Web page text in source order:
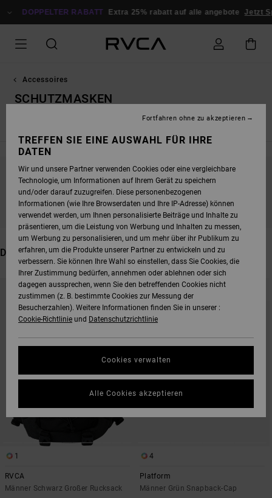
ZUR
RABATT Extra 25% rabatt auf alle angebote Jetzt Sparen
Accessoires
SCHUTZMASKEN
BLEIB DABEI, DIE PRODUKTE SIND BALD
WIEDER DA
DAS KÖNNTE DIR AUCH GEFALLEN
DIREKT
FILTERKRITERIEN
ÜBERSPRINGEN
FILTERN
1
RVCA
Männer Schwarz Großer Rucksack
4
Platform
Männer Grün Snapback-Cap
TREFFEN SIE EINE AUSWAHL FÜR IHRE
DATEN
Wir und unsere Partner verwenden Cookies oder eine vergleichbare
Technologie, um Informationen auf Ihrem Gerät zu speichern
und/oder darauf zuzugreifen. Diese personenbezogenen
Informationen (wie Ihre Browserdaten und Ihre IP-Adresse) können
verwendet werden, um Ihnen personalisierte Beiträge und Inhalte zu
präsentieren, um die Leistung von Werbung und Inhalten zu messen,
um Werbung zu personalisieren, und um mehr über ihr Publikum zu
erfahren, um die Produkte unserer Partner zu entwickeln und zu
verbessern. Sie können Ihre Wahl so einstellen, dass Sie Cookies, die
Ihrer Zustimmung bedürfen, annehmen oder ablehnen oder sich
dagegen aussprechen, wenn Sie den betreffenden Cookies nicht
zustimmen (z. B. bestimmte Cookies zur Messung der
Besucherzahlen). Weitere Informationen finden Sie in unserer :
Cookie-Richtlinie und Datenschutzrichtlinie
Cookies verwalten
Fortfahren ohne zu akzeptieren
Alle Cookies akzeptieren